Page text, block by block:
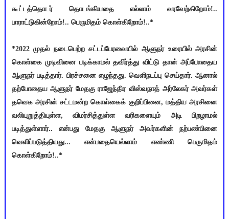
கூட்டத்தொடர் தொடங்கியதை எல்லாம் வரவேற்கிறோம்!..
பாராட்டுகின்றோம்!.. பெருமிதம் கொள்கிறோம்!..*
*2022 முதல் நடைபெற்ற சட்டப்பேரவையில் ஆளுநர் உரையில் அரசின்
கொள்கை முடிவினை படிக்காமல் தவிர்த்து விட்டு தான் அப்போதைய
ஆளுநர் படித்தார். பிரச்சனை எழுந்தது. வெளிநடப்பு செய்தார். ஆனால்
தற்போதைய ஆளுநர் மேதகு ராஜேந்திர விஸ்வநாத் அர்லேகர் அவர்கள்
தவெக அரசின் சட்டமன்ற கொள்கைக் குறிப்பினை, மத்திய அரசினை
வலியுறுத்தியுள்ள, விமர்சித்துள்ள வரிகளையும் அடி பிறழாமல்
படித்துள்ளார்.. என்பது மேதகு ஆளுநர் அவர்களின் நற்பண்பினை
வெளிப்படுத்தியது... என்பதையெல்லாம் எண்ணி பெருமிதம்
கொள்கிறோம்!..*